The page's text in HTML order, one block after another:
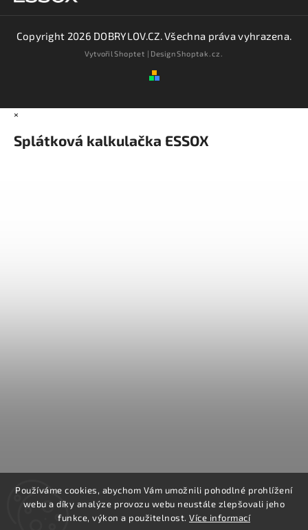
Používáme cookies, abychom Vám umožnili pohodlné prohlížení
webu a díky analýze provozu webu neustále zlepšovali jeho
funkce, výkon a použitelnost. Více informací
Copyright 2026 DOBRYLOV.CZ. Všechna práva vyhrazena.
VytvořilShoptet | DesignShoptak.cz.
×
Splátková kalkulačka ESSOX